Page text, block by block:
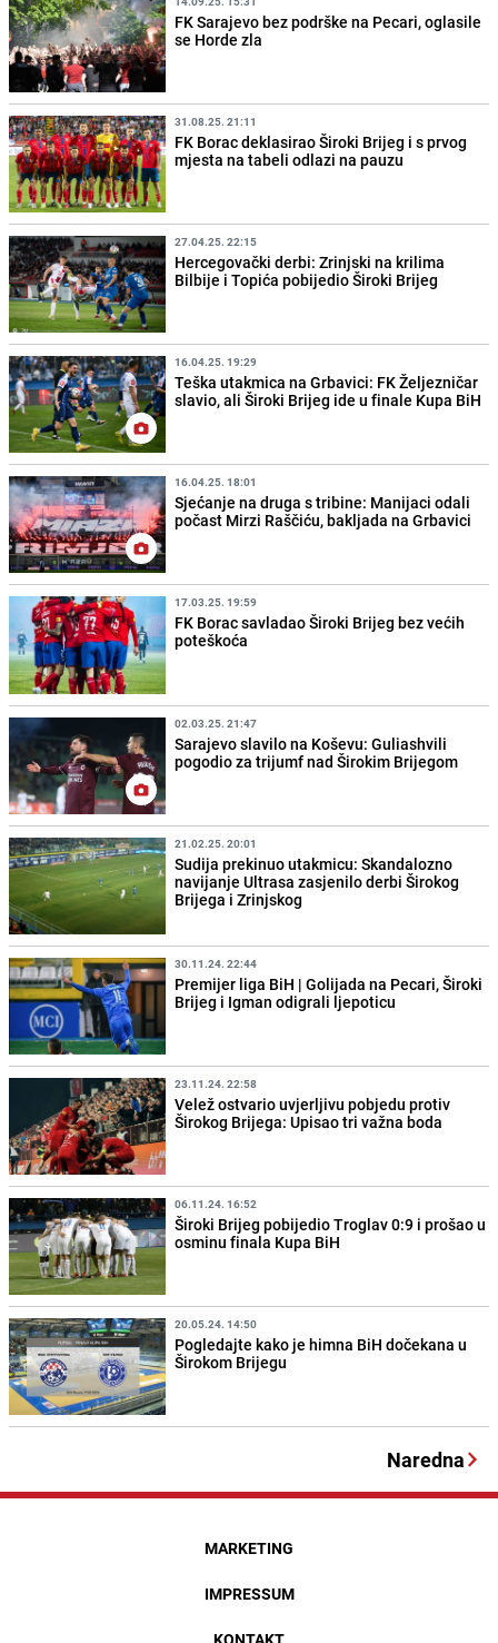
FK Sarajevo bez podrške na Pecari, oglasile
se Horde zla
31.08.25. 21:11
FK Borac deklasirao Široki Brijeg i s prvog
mjesta na tabeli odlazi na pauzu
27.04.25. 22:15
Hercegovački derbi: Zrinjski na krilima
Bilbije i Topića pobijedio Široki Brijeg
16.04.25. 19:29
Teška utakmica na Grbavici: FK Željezničar
slavio, ali Široki Brijeg ide u finale Kupa BiH
16.04.25. 18:01
Sjećanje na druga s tribine: Manijaci odali
počast Mirzi Raščiću, bakljada na Grbavici
17.03.25. 19:59
FK Borac savladao Široki Brijeg bez većih
poteškoća
02.03.25. 21:47
Sarajevo slavilo na Koševu: Guliashvili
pogodio za trijumf nad Širokim Brijegom
21.02.25. 20:01
Sudija prekinuo utakmicu: Skandalozno
navijanje Ultrasa zasjenilo derbi Širokog
Brijega i Zrinjskog
30.11.24. 22:44
Premijer liga BiH | Golijada na Pecari, Široki
Brijeg i Igman odigrali ljepoticu
23.11.24. 22:58
Velež ostvario uvjerljivu pobjedu protiv
Širokog Brijega: Upisao tri važna boda
06.11.24. 16:52
Široki Brijeg pobijedio Troglav 0:9 i prošao u
osminu finala Kupa BiH
20.05.24. 14:50
Pogledajte kako je himna BiH dočekana u
Širokom Brijegu
Naredna
MARKETING
IMPRESSUM